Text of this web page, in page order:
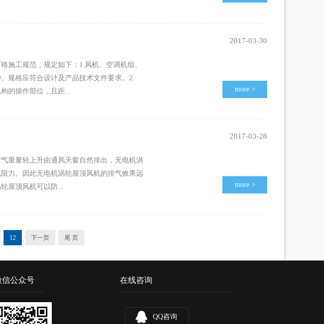
施工规范，规定如下：1.风机、空调机组、
规格应符合设计及产品技术文件要求。2.
的操作部位，且距...
2017-03-30
more >
重量轻上升由通风天窗自然排出，无电机涡
力。因此无电机涡轮屋顶风机的排气效果远
屋顶风机可以防...
2017-03-28
more >
12 下一页 尾 页
信公众号 在线咨询
QQ咨询